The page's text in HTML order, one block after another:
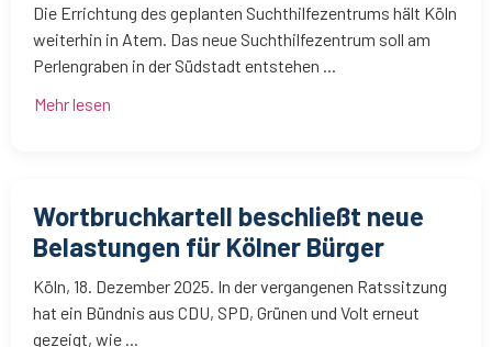
Die Errichtung des geplanten Suchthilfezentrums hält Köln
weiterhin in Atem. Das neue Suchthilfezentrum soll am
Perlengraben in der Südstadt entstehen ...
Mehr lesen
Wortbruchkartell beschließt neue
Belastungen für Kölner Bürger
Köln, 18. Dezember 2025. In der vergangenen Ratssitzung
hat ein Bündnis aus CDU, SPD, Grünen und Volt erneut
gezeigt, wie ...